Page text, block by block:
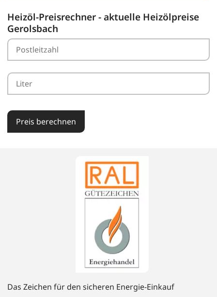
Heizöl-Preisrechner - aktuelle Heizölpreise
Gerolsbach
Preis berechnen
Das Zeichen für den sicheren Energie-Einkauf